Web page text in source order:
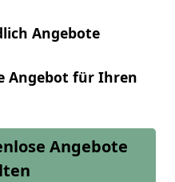
Angebote
Angebot für Ihren
Angebote